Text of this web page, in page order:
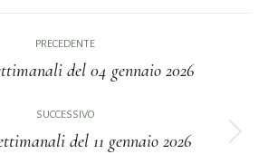
PRECEDENTE
Post
precedente:
del 04 gennaio 2026
SUCCESSIVO
Prossimo
del 11 gennaio 2026